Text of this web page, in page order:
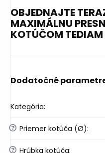
OBJEDNAJTE
MAXIMÁLNU
KOTÚČOM
Dodatočné
Kategória:
? Priemer kotúča (Ø):
? Hrúbka kotúča: